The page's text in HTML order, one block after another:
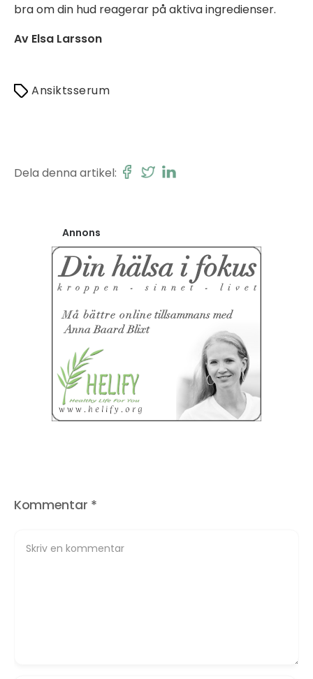
bra om din hud reagerar på aktiva ingredienser.
Av Elsa Larsson
Ansiktsserum
Dela denna artikel:
Annons
Kommentar *